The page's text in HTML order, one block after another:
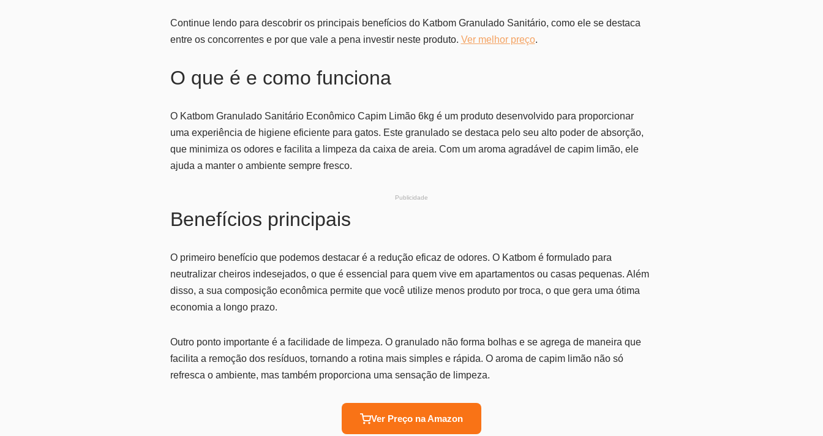
Continue lendo para descobrir os principais benefícios do Katbom Granulado Sanitário, como ele se destaca
entre os concorrentes e por que vale a pena investir neste produto. Ver melhor preço.
O que é e como funciona
O Katbom Granulado Sanitário Econômico Capim Limão 6kg é um produto desenvolvido para proporcionar
uma experiência de higiene eficiente para gatos. Este granulado se destaca pelo seu alto poder de absorção,
que minimiza os odores e facilita a limpeza da caixa de areia. Com um aroma agradável de capim limão, ele
ajuda a manter o ambiente sempre fresco.
Publicidade
Benefícios principais
O primeiro benefício que podemos destacar é a redução eficaz de odores. O Katbom é formulado para
neutralizar cheiros indesejados, o que é essencial para quem vive em apartamentos ou casas pequenas. Além
disso, a sua composição econômica permite que você utilize menos produto por troca, o que gera uma ótima
economia a longo prazo.
Outro ponto importante é a facilidade de limpeza. O granulado não forma bolhas e se agrega de maneira que
facilita a remoção dos resíduos, tornando a rotina mais simples e rápida. O aroma de capim limão não só
refresca o ambiente, mas também proporciona uma sensação de limpeza.
Ver Preço na Amazon